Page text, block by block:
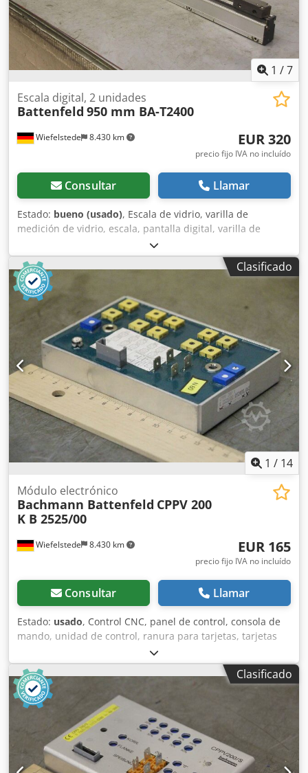
nuestra empresa en Łódź. Precio: A petición
1 /7
Wiefelstede 8.430 km
Escala digital, 2 unidades
Battenfeld 950 mm BA-T2400
EUR 320
precio fijo IVA no incluído
Consultar Llamar
Estado: bueno (usado), Escala de vidrio, varilla de
medición de vidrio, escala, pantalla digital, varilla de
medición, sistema de medición de longitud, dispositivo de
medición de longitud, escala lineal, indicador de posición,
escalas digitales, escala digital para pantalla digital,
sensor lineal, codificador lineal -Dispositivo de medición
de longitud: procedente de una máquina de moldeo por
inyección Battenfeld BA-T2400, 2 unidades -Longitud de
medición: aprox. 950 mm -Precio/Venta: completo -
Dimensiones: 1060/35/A85 mm -Peso: 4 kg/unidad Dedpfx
Ajgzwxhof Asck
Clasificado
1 / 14
Wiefelstede 8.430 km
Módulo electrónico
Bachmann Battenfeld CPPV 200
K B 2525/00
EUR 165
precio fijo IVA no incluído
Consultar Llamar
Estado: usado, Control CNC, panel de control, consola de
mando, unidad de control, ranura para tarjetas, tarjetas
de control, control MC3, tarjetas de conexión, placas de
circuito impreso, módulo de válvula, amplificador de
válvula, placa de circuito, tarjeta de distribución analógica,
placa de circuito de distribución, amplificador de válvula,
control de válvula -Fabricante: Bachmann, amplificador de
válvula de máquina de inyección Battenfeld Djdpfx Aog
Tizfsf Aock -Tipo: CPPV 200 K B 2525/00 -Cantidad: 3
controles de válvula disponibles -Precio: por unidad -
Dimensiones: 125/82/A35 mm -Peso: 0,4 kg/unidad
Clasificado